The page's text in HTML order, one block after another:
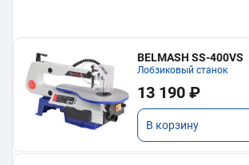
BELMASH SS-400VS
Лобзиковый станок
13 190 ₽
В корзину